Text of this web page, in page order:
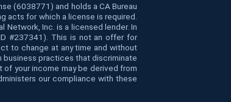
(6038771) and holds a CA Bureau
acts for which a license is required.
Network, Inc. is a licensed lender. In
#237341). This is not an offer for
to change at any time and without
business practices that discriminate
your income may be derived from
our compliance with these